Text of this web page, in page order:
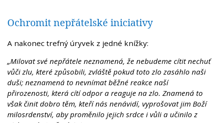
Ochromit nepřátelské iniciativy
A nakonec trefný úryvek z jedné knížky:
„Milovat své nepřátele neznamená, že nebudeme cítit nechuť
vůči zlu, které způsobili, zvláště pokud toto zlo zasáhlo naši
duši; neznamená to nevnímat běžné reakce naší
přirozenosti, která cítí odpor a reaguje na zlo. Znamená to
však činit dobro těm, kteří nás nenávidí, vyprošovat jim Boží
milosrdenství, aby proměnilo jejich srdce i vůli a učinilo z